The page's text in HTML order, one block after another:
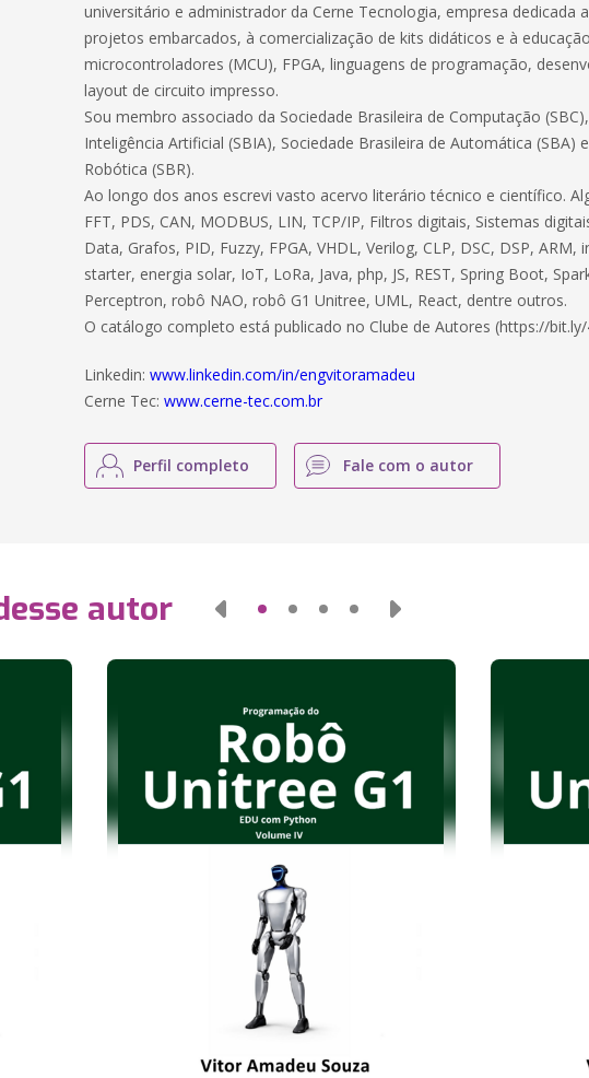
universitário e administrador da Cerne Tecnologia, empresa dedicada
projetos embarcados, à comercialização de kits didáticos e à
microcontroladores (MCU), FPGA, linguagens de programação,
layout de circuito impresso.
Sou membro associado da Sociedade Brasileira de Computação
Inteligência Artificial (SBIA), Sociedade Brasileira de Automática (SBA)
Robótica (SBR).
Ao longo dos anos escrevi vasto acervo literário técnico e científico.
FFT, PDS, CAN, MODBUS, LIN, TCP/IP, Filtros digitais, Sistemas
Data, Grafos, PID, Fuzzy, FPGA, VHDL, Verilog, CLP, DSC, DSP,
starter, energia solar, IoT, LoRa, Java, php, JS, REST, Spring Boot,
Perceptron, robô NAO, robô G1 Unitree, UML, React, dentre outros.
O catálogo completo está publicado no Clube de Autores (https://bit.ly/
Linkedin:www.linkedin.com/in/engvitoramadeu
Cerne Tec:www.cerne-tec.com.br
Perfil completo Fale com o autor
autor